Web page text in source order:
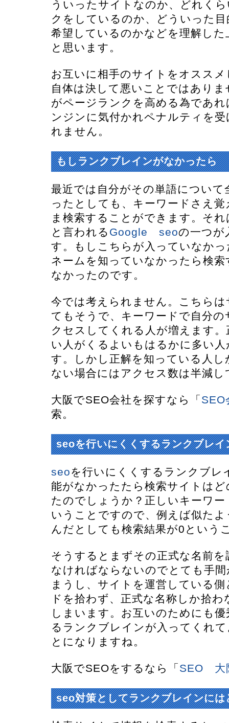
ういったサイトなのか、どれく
クをしているのか、どういった
希望しているのかなどを理解し
と思います。
お互いに相手のサイトをオスス
自体は決して悪いことではあり
がページランクを高める為であ
ンジンに気付かれペナルティを
れません。
もしランクブレインがなかったら
最近では自分がその単語について
ったとしても、キーワードさえ
ま検索することができます。そ
と言われる Google seoの一つが
す。もしこちらが入っていなか
ネームを知っていなかったら検
なかったのです。
今では考えられません。こちら
てもそうで、キーワードで自分
クセスしてくれる人が増えます
い人がくるよいもはるかに多い
す。しかし正解を知っている人
ない場合にはアクセス数は半減
大阪でSEO会社を探すなら「
索。
seoを行いにくくするランクブレイ
seoを行いにくくするランクブレ
能がなかったたら検索サイトは
たのでしょうか？正しいキーワ
いうことですので、例えば似た
んだとしても検索結果が0という
そうするとまずその正式な名前
なければならないのでとても手
まうし、サイトを運営している
ドを拾わず、正式な名称しか拾
しまいます。お互いのためにも
るランクブレインが入ってくれ
とになりますね。
大阪でSEOをするなら「 SEO 大
seo対策としてランクブレインには